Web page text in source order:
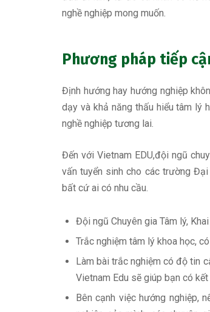
nghề nghiệp mong muốn.
Phương pháp tiếp
Định hướng hay hướng nghiệp
dạy và khả năng thấu hiểu tâm lý
nghề nghiệp tương lai.
Đến với Vietnam EDU,đội ngũ
vấn tuyển sinh cho các trường
bất cứ ai có nhu cầu.
Đội ngũ Chuyên gia Tâm lý,
Trắc nghiệm tâm lý khoa học,
Làm bài trắc nghiệm có độ tin
Vietnam Edu sẽ giúp bạn có
Bên cạnh việc hướng nghiệp,